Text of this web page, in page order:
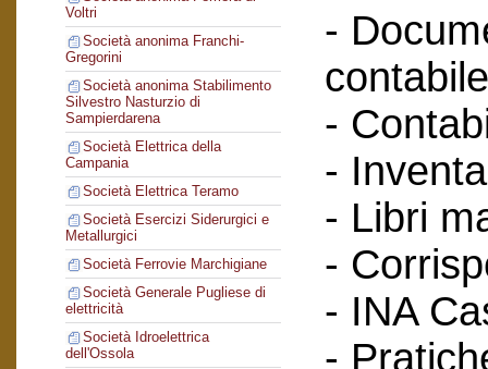
Voltri
Società anonima Franchi-
Gregorini
Società anonima Stabilimento
Silvestro Nasturzio di
Sampierdarena
Società Elettrica della
Campania
Società Elettrica Teramo
Società Esercizi Siderurgici e
Metallurgici
Società Ferrovie Marchigiane
Società Generale Pugliese di
elettricità
Società Idroelettrica
dell'Ossola
-
-
-
- Libri
-
- INA
-